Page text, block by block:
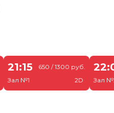
21:15
Зал №1
650 / 1300 руб.
2D
Зал